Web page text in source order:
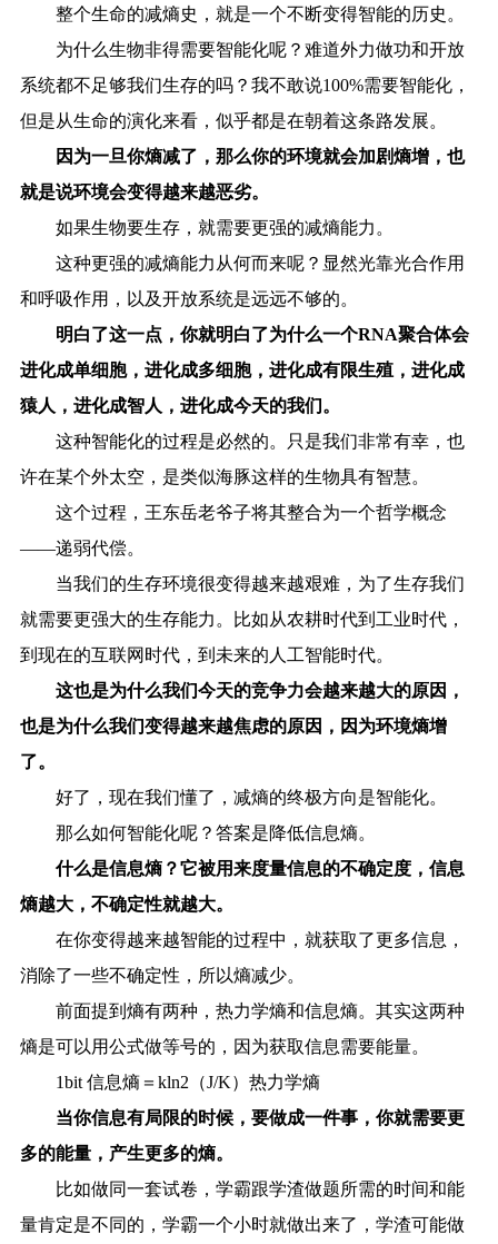
整个生命的减熵史，就是一个不断变得智能的历史。
为什么生物非得需要智能化呢？难道外力做功和开放
系统都不足够我们生存的吗？我不敢说100%需要智能化，
但是从生命的演化来看，似乎都是在朝着这条路发展。
因为一旦你熵减了，那么你的环境就会加剧熵增，也
就是说环境会变得越来越恶劣。
如果生物要生存，就需要更强的减熵能力。
这种更强的减熵能力从何而来呢？显然光靠光合作用
和呼吸作用，以及开放系统是远远不够的。
明白了这一点，你就明白了为什么一个RNA聚合体会
进化成单细胞，进化成多细胞，进化成有限生殖，进化成
猿人，进化成智人，进化成今天的我们。
这种智能化的过程是必然的。只是我们非常有幸，也
许在某个外太空，是类似海豚这样的生物具有智慧。
这个过程，王东岳老爷子将其整合为一个哲学概念
——递弱代偿。
当我们的生存环境很变得越来越艰难，为了生存我们
就需要更强大的生存能力。比如从农耕时代到工业时代，
到现在的互联网时代，到未来的人工智能时代。
这也是为什么我们今天的竞争力会越来越大的原因，
也是为什么我们变得越来越焦虑的原因，因为环境熵增
了。
好了，现在我们懂了，减熵的终极方向是智能化。
那么如何智能化呢？答案是降低信息熵。
什么是信息熵？它被用来度量信息的不确定度，信息
熵越大，不确定性就越大。
在你变得越来越智能的过程中，就获取了更多信息，
消除了一些不确定性，所以熵减少。
前面提到熵有两种，热力学熵和信息熵。其实这两种
熵是可以用公式做等号的，因为获取信息需要能量。
1bit 信息熵＝kln2（J/K）热力学熵
当你信息有局限的时候，要做成一件事，你就需要更
多的能量，产生更多的熵。
比如做同一套试卷，学霸跟学渣做题所需的时间和能
量肯定是不同的，学霸一个小时就做出来了，学渣可能做